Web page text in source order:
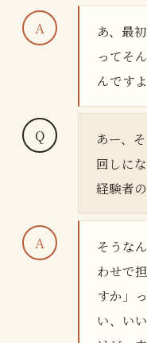
あ、最
ってそ
んです
あー、
回しに
経験者
そうな
わせで
すか」
い、い